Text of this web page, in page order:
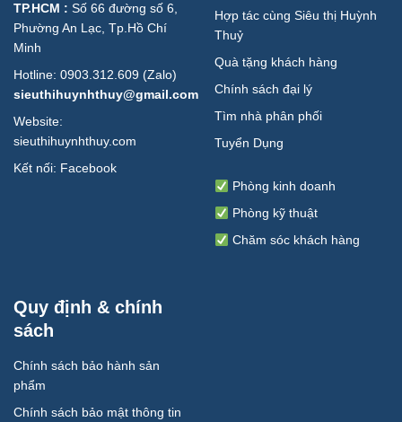
TP.HCM : Số 66 đường số 6,
Phường An Lạc, Tp.Hồ Chí
Minh
Hotline: 0903.312.609 (Zalo)
sieuthihuynhthuy@gmail.com
Website:
sieuthihuynhthuy.com
Kết nối: Facebook
Hợp tác cùng Siêu thị Huỳnh
Thuỷ
Quà tặng khách hàng
Chính sách đại lý
Tìm nhà phân phối
Tuyển Dụng
Phòng kinh doanh
Phòng kỹ thuật
Chăm sóc khách hàng
Quy định & chính
sách
Chính sách bảo hành sản
phẩm
Chính sách bảo mật thông tin